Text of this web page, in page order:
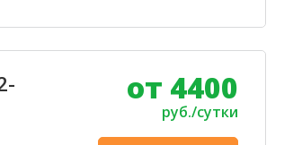
от 4400
руб./сутки